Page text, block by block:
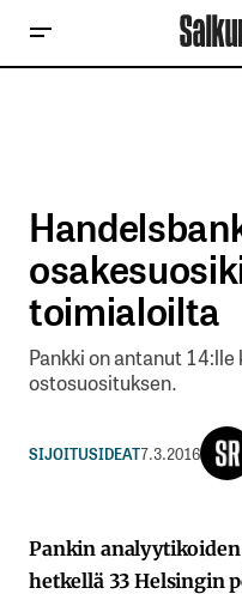
toimialoilta
Pankki on antanut
ostosuosituksen.
SIJOITUSIDEAT7.3.2016
Pankin analyytikoiden
hetkellä 33 Helsingin